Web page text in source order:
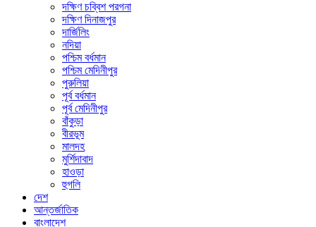
দক্ষিণ চব্বিশ পরগনা
দক্ষিণ দিনাজপুর
দার্জিলিং
নদিয়া
পশ্চিম বর্ধমান
পশ্চিম মেদিনীপুর
পুরুলিয়া
পূর্ব বর্ধমান
পূর্ব মেদিনীপুর
বাঁকুড়া
বীরভূম
মালদহ
মুর্শিদাবাদ
হাওড়া
হুগলি
দেশ
আন্তর্জাতিক
বাংলাদেশ